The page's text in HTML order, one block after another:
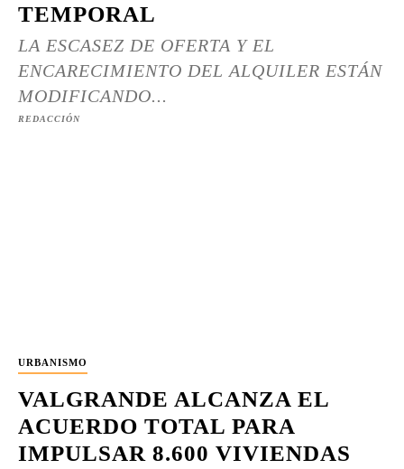
TEMPORAL
LA ESCASEZ DE OFERTA Y EL
ENCARECIMIENTO DEL ALQUILER ESTÁN
MODIFICANDO...
REDACCIÓN
URBANISMO
VALGRANDE ALCANZA EL
ACUERDO TOTAL PARA
IMPULSAR 8.600 VIVIENDAS